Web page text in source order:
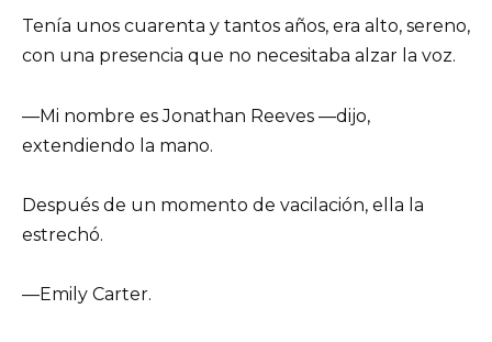
Tenía unos cuarenta y tantos años, era alto, sereno,
con una presencia que no necesitaba alzar la voz.
—Mi nombre es Jonathan Reeves —dijo,
extendiendo la mano.
Después de un momento de vacilación, ella la
estrechó.
—Emily Carter.